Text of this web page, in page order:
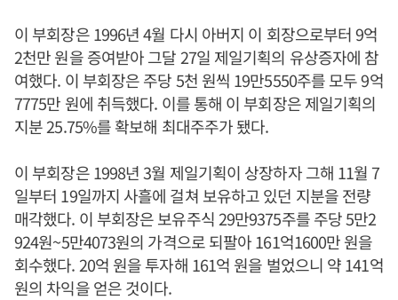
이 부회장은 1996년 4월 다시 아버지 이 회장으로부터 9억
2천만 원을 증여받아 그달 27일 제일기획의 유상증자에 참
여했다. 이 부회장은 주당 5천 원씩 19만5550주를 모두 9억
7775만 원에 취득했다. 이를 통해 이 부회장은 제일기획의
지분 25.75%를 확보해 최대주주가 됐다.
이 부회장은 1998년 3월 제일기획이 상장하자 그해 11월 7
일부터 19일까지 사흘에 걸쳐 보유하고 있던 지분을 전량
매각했다. 이 부회장은 보유주식 29만9375주를 주당 5만2
924원~5만4073원의 가격으로 되팔아 161억1600만 원을
회수했다. 20억 원을 투자해 161억 원을 벌었으니 약 141억
원의 차익을 얻은 것이다.